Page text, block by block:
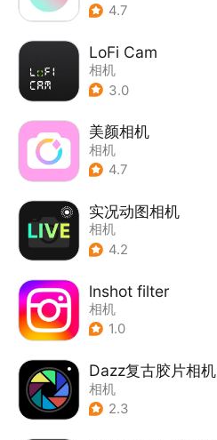
4.7
LoFi Cam
相机
3.0
美颜相机
相机
4.7
实况动图相机
相机
4.2
lnshot filter
相机
1.0
Dazz复古胶片相机
相机
2.3